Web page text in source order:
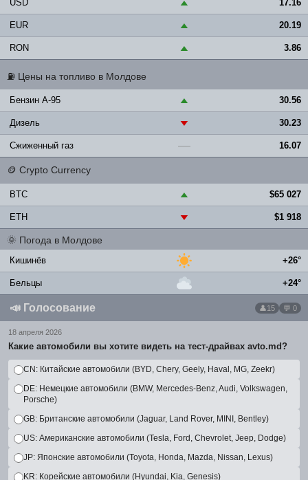
USD ▲ 17.16
EUR ▲ 20.19
RON ▲ 3.86
⛽ Цены на топливо в Молдове
Бензин A-95 ▲ 30.56
Дизель ▼ 30.23
Сжиженный газ — 16.07
🪙 Crypto Currency
BTC ▲ $65 027
ETH ▼ $1 918
🌞 Погода в Молдове
Кишинёв +26°
Бельцы +24°
📣 Голосование 15 💬 0
18 апреля 2026
Какие автомобили вы хотите видеть на тест-драйвах avto.md?
CN: Китайские автомобили (BYD, Chery, Geely, Haval, MG, Zeekr)
DE: Немецкие автомобили (BMW, Mercedes-Benz, Audi, Volkswagen,
Porsche)
GB: Британские автомобили (Jaguar, Land Rover, MINI, Bentley)
US: Американские автомобили (Tesla, Ford, Chevrolet, Jeep, Dodge)
JP: Японские автомобили (Toyota, Honda, Mazda, Nissan, Lexus)
KR: Корейские автомобили (Hyundai, Kia, Genesis)